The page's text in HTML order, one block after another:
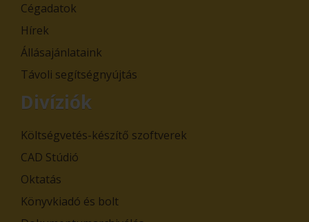
Cégadatok
Hírek
Állásajánlataink
Távoli segítségnyújtás
Divíziók
Költségvetés-készítő szoftverek
CAD Stúdió
Oktatás
Könyvkiadó és bolt